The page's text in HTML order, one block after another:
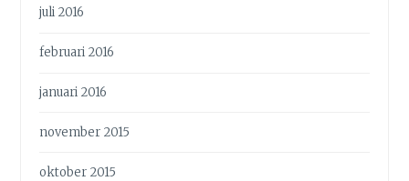
juli 2016
februari 2016
januari 2016
november 2015
oktober 2015